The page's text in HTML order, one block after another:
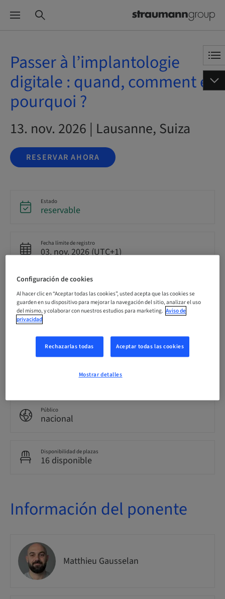
Passer à l’implantologie
digitale : quand, comment et
pourquoi ?
13. nov. 2026 | Lausanne, Suiza
RESERVAR AHORA
Estado
reservable
Fecha límite de registro
03. nov. 2026 (UTC+1)
CHF 900.00
Idioma
Francés
7.00 Puntos
Público
nacional
Disponibilidad de plazas
16 disponible
Información del ponente
Matthieu Gausselan
Configuración de cookies
Al hacer clic en “Aceptar todas las cookies”, usted acepta que las cookies se
guarden en su dispositivo para mejorar la navegación del sitio, analizar el uso
del mismo, y colaborar con nuestros estudios para marketing. Aviso de
privacidad
Rechazarlas todas Aceptar todas las cookies
Mostrar detalles